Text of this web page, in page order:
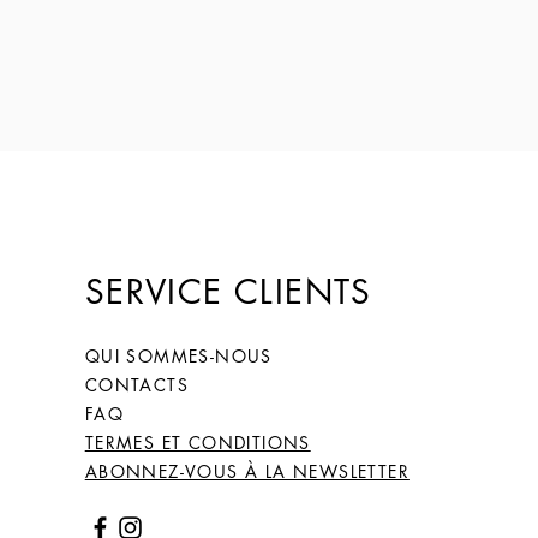
SERVICE CLIENTS
QUI SOMMES-NOUS
CONTACTS
FAQ
TERMES ET CONDITIONS
ABONNEZ-VOUS À LA NEWSLETTER